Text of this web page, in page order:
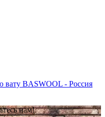
вату BASWOOL - Россия
нам!